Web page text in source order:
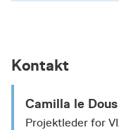
Kontakt
Camilla le Dous
Projektleder for